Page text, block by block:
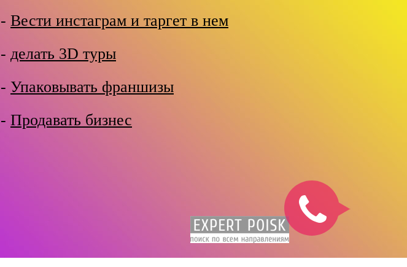
- Вести инстаграм и таргет в нем
- делать 3D туры
- Упаковывать франшизы
- Продавать бизнес